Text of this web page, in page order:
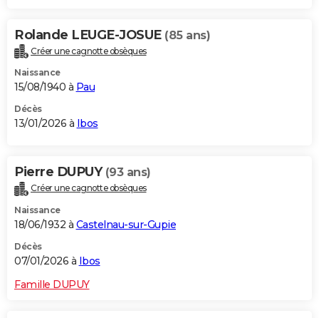
Rolande LEUGE-JOSUE (85 ans)
Créer une cagnotte obsèques
Naissance
15/08/1940 à Pau
Décès
13/01/2026 à Ibos
Pierre DUPUY (93 ans)
Créer une cagnotte obsèques
Naissance
18/06/1932 à Castelnau-sur-Gupie
Décès
07/01/2026 à Ibos
Famille DUPUY